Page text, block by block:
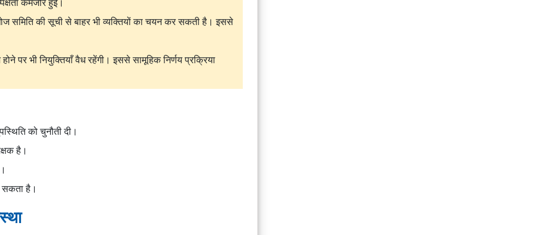
कमजोर हुई।
समिति की सूची से बाहर भी व्यक्तियों का चयन कर सकती है। इससे
पर भी नियुक्तियाँ वैध रहेंगी। इससे सामूहिक निर्णय प्रक्रिया
को चुनौती दी।
है।
सकता है।